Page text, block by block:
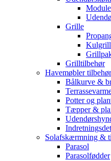
Grille
Grilltilbehør
Havemøbler tilbehør
Bålkurve &
Potter og
Tæpper &
Solafskærmning &
Parasol
Parasolfødder